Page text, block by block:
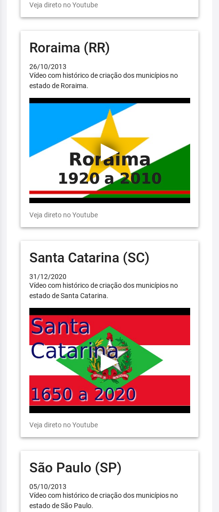
Veja direto no Youtube
Roraima (RR)
26/10/2013
Vídeo com histórico de criação dos municípios no
estado de Roraima.
Veja direto no Youtube
Santa Catarina (SC)
31/12/2020
Vídeo com histórico de criação dos municípios no
estado de Santa Catarina.
Veja direto no Youtube
São Paulo (SP)
05/10/2013
Vídeo com histórico de criação dos municípios no
estado de São Paulo.